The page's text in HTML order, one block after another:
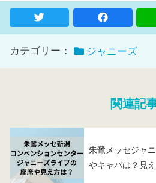
カテゴリー： ジャニーズ
関連記
朱鷺メッセジャ
やキャパは？見